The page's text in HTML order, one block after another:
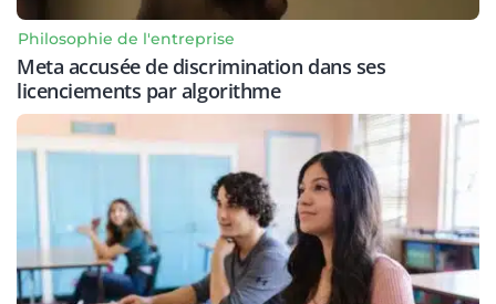
Philosophie de l'entreprise
Meta accusée de discrimination dans ses
licenciements par algorithme